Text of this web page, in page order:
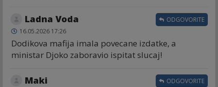
Ladna Voda
16.05.2026 17:26
Dodikova mafija imala povecane izdatke, a
ministar Djoko zaboravio ispitat slucaj!
ODGOVORITE
Maki ODGOVORITE